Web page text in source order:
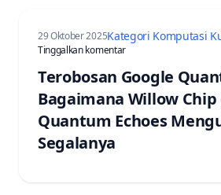
29 Oktober 2025Kategori Komputasi
Tinggalkan komentarpada Google
Terobosan Google
Bagaimana Willow Chip
Quantum Echoes
Segalanya